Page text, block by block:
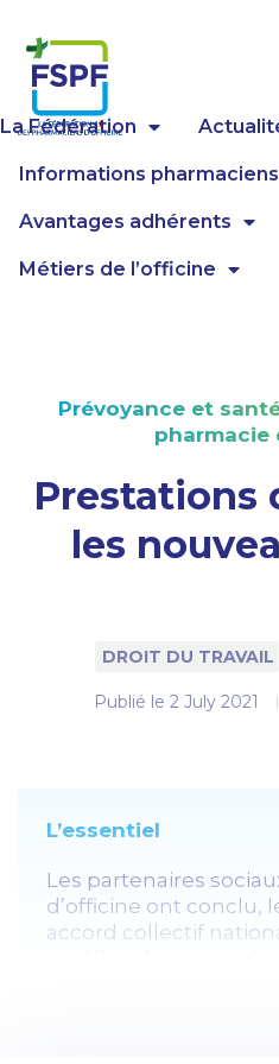
La Fédération
Informations pharmaciens
Avantages adhérents
Métiers de l’officine
Prévoyance et
pharmacie
Prestations
les
DROIT DU TRAVAIL
Publié le 2 July 2021
L’essentiel
Les partenaires
d’officine ont conclu,
accord collectif